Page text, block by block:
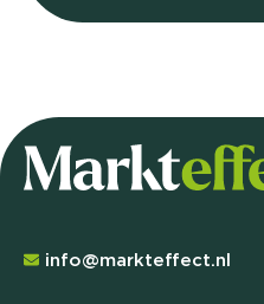
info@markteffect.nl